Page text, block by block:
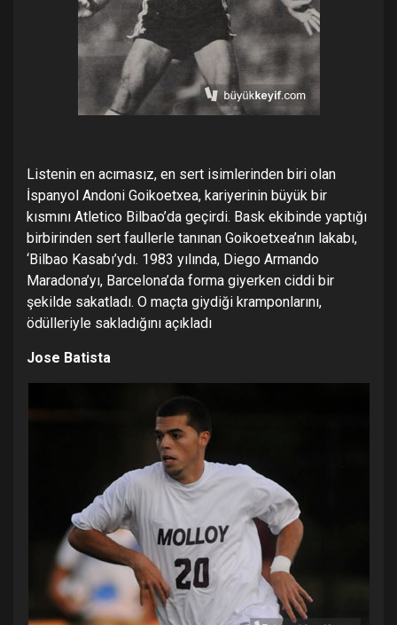
Listenin en acımasız, en sert isimlerinden biri olan
İspanyol Andoni Goikoetxea, kariyerinin büyük bir
kısmını Atletico Bilbao’da geçirdi. Bask ekibinde yaptığı
birbirinden sert faullerle tanınan Goikoetxea’nın lakabı,
‘Bilbao Kasabı’ydı. 1983 yılında, Diego Armando
Maradona’yı, Barcelona’da forma giyerken ciddi bir
şekilde sakatladı. O maçta giydiği kramponlarını,
ödülleriyle sakladığını açıkladı
Jose Batista